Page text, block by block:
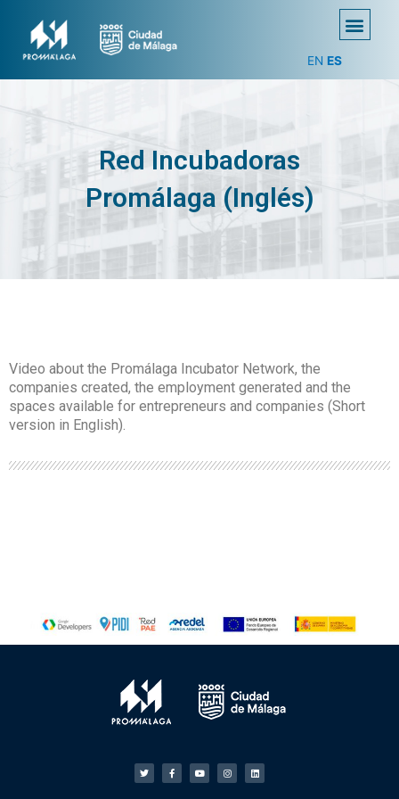
EN ES
Red Incubadoras
Promálaga (Inglés)
Video about the Promálaga Incubator Network, the
companies created, the employment generated and the
spaces available for entrepreneurs and companies (Short
version in English).